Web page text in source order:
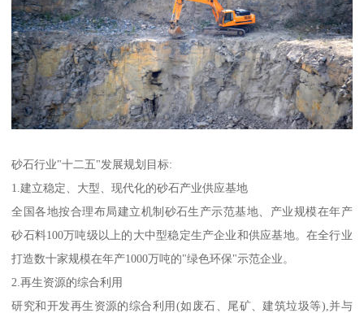
砂石行业"十二五"发展规划目标:
1.建立稳定、大型、现代化的砂石产业供应基地
全国各地按合理布局建立机制砂石生产示范基地、产业规模在年产
砂石料100万吨级以上的大中型稳定生产企业和供应基地。在全行业
打造数十家规模在年产1000万吨的"绿色环保"示范企业。
2.再生资源的综合利用
研究和开发再生资源的综合利用(如废石、尾矿、建筑垃圾等),并与